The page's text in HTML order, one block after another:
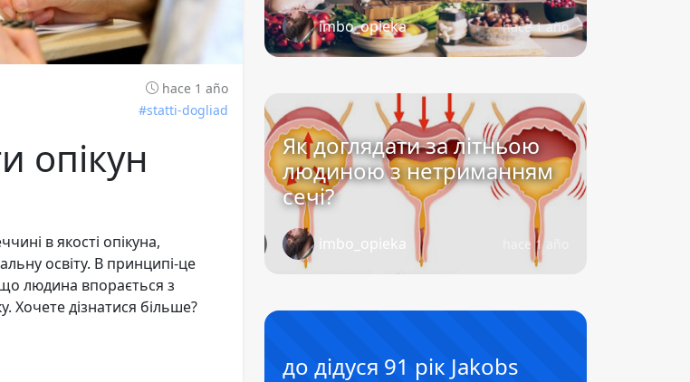
hace 1 año
#statti-dogliad
опікун
в якості опікуна,
освіту. В принципі-це
що людина впорається з
Хочете дізнатися більше?
imbo_opieka hace 1 año
Як доглядати за літньою
людиною з нетриманням
сечі?
imbo_opieka hace 1 año
до дідуся 91 рік Jakobs